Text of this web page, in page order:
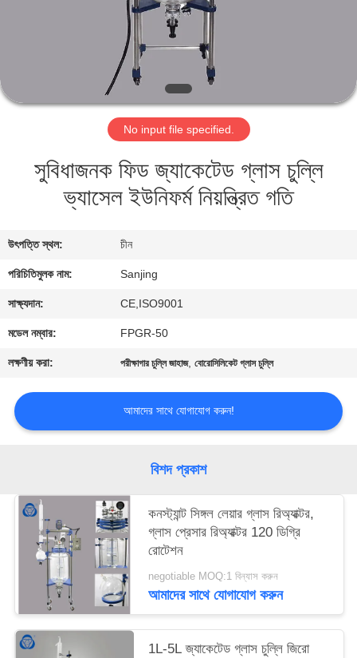
যোগাযোগ
সাইট
PRIVACY
POLICY
No input file specified.
সুবিধাজনক ফিড জ্যাকেটেড গ্লাস চুল্লি
ভ্যাসেল ইউনিফর্ম নিয়ন্ত্রিত গতি
উৎপত্তি স্থল: চীন
পরিচিতিমুলক নাম: Sanjing
সাক্ষ্যদান: CE,ISO9001
মডেল নম্বার: FPGR-50
লক্ষণীয় করা: পরীক্ষাগার চুল্লি জাহাজ,বোরোসিলিকেট গ্লাস চুল্লি
আমাদের সাথে যোগাযোগ করুন!
বিশদ প্রকাশ
কনস্ট্যান্ট সিঙ্গল লেয়ার গ্লাস রিঅ্যাক্টর,
গ্লাস প্রেসার রিঅ্যাক্টর 120 ডিগ্রি
রোটেশন
negotiable MOQ:1 বিন্যাস করুন
আমাদের সাথে যোগাযোগ করুন
1L-5L জ্যাকেটেড গ্লাস চুল্লি জিরো